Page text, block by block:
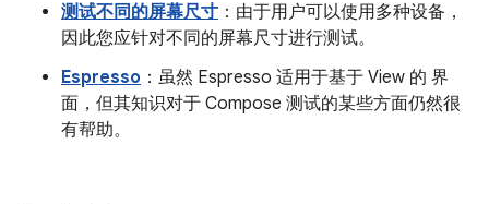
测试不同的屏幕尺寸 ：由于用户可以使用多种设备，
因此您应针对不同的屏幕尺寸进行测试。
Espresso ：虽然 Espresso 适用于基于 View 的 界
面，但其知识对于 Compose 测试的某些方面仍然很
有帮助。